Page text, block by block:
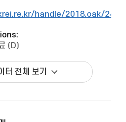
handle/2018.oak/
(D)
터 전체 보기